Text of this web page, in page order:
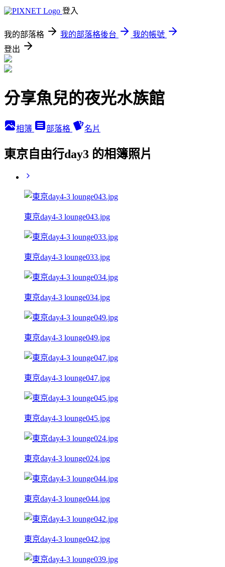
登入
我的部落格 我的部落格後台
我的帳號
登出
分享魚兒的夜光水族館
相簿 部落格 名片
東京自由行day3 的相簿照片
東京day4-3 lounge043.jpg
東京day4-3 lounge033.jpg
東京day4-3 lounge034.jpg
東京day4-3 lounge049.jpg
東京day4-3 lounge047.jpg
東京day4-3 lounge045.jpg
東京day4-3 lounge024.jpg
東京day4-3 lounge044.jpg
東京day4-3 lounge042.jpg